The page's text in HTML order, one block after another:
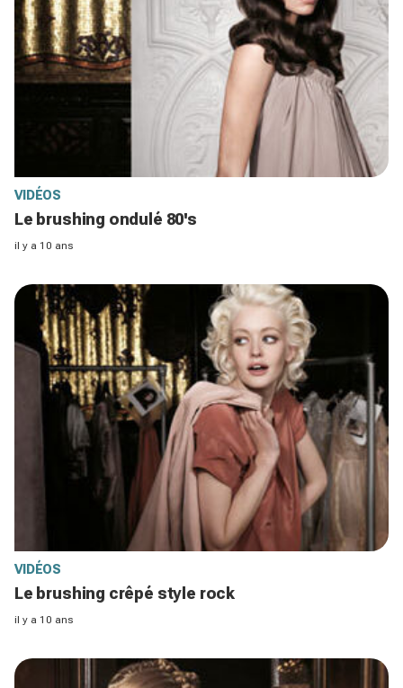
VIDÉOS
Le brushing ondulé 80's
il y a 10 ans
VIDÉOS
Le brushing crêpé style rock
il y a 10 ans